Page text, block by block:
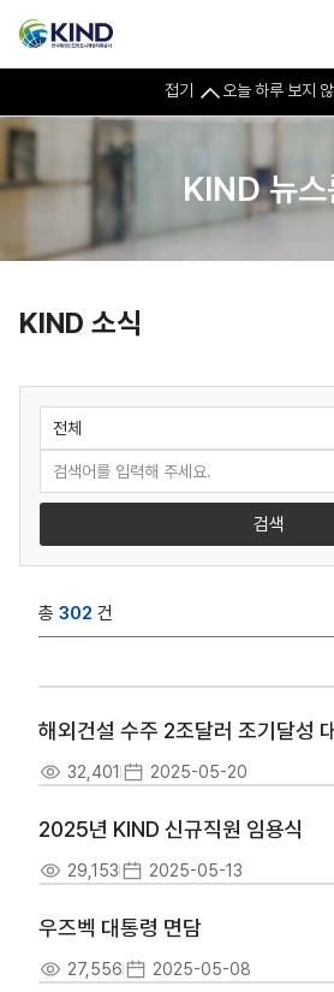
접기 오늘 하루 보지 않
KIND 뉴스
KIND 소식
검색
총 302 건
해외건설 수주 2조달러 조기달성
32,401 2025-05-20
2025년 KIND 신규직원 임용식
29,153 2025-05-13
우즈벡 대통령 면담
27,556 2025-05-08